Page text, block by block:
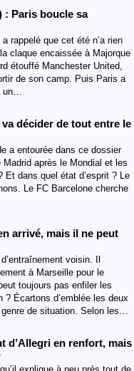
: Paris boucle sa
rappelé que cet été n’a rien
claque encaissée à Majorque
étouffé Manchester United,
de son camp. Puis Paris a
un…
décider de tout entre le
a entourée dans ce dossier
après le Mondial et les
dans quel état d’esprit ? Le
Le FC Barcelone cherche
arrivé, mais il ne peut
voisin. Il
à Marseille pour le
toujours pas enfiler les
Écartons d’emblée les deux
genre de situation. Selon les…
d’Allegri en renfort, mais